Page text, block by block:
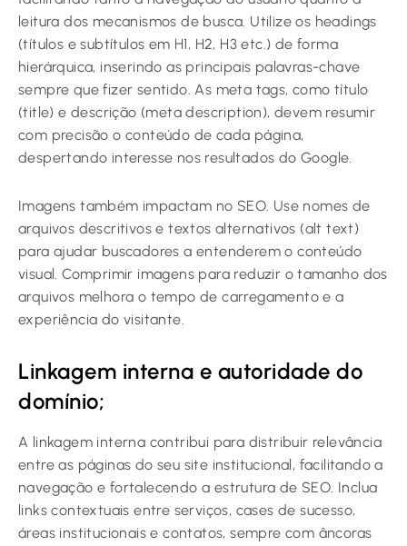
leitura dos mecanismos de busca. Utilize os headings
(títulos e subtítulos em H1, H2, H3 etc.) de forma
hierárquica, inserindo as principais palavras-chave
sempre que fizer sentido. As meta tags, como título
(title) e descrição (meta description), devem resumir
com precisão o conteúdo de cada página,
despertando interesse nos resultados do Google.
Imagens também impactam no SEO. Use nomes de
arquivos descritivos e textos alternativos (alt text)
para ajudar buscadores a entenderem o conteúdo
visual. Comprimir imagens para reduzir o tamanho dos
arquivos melhora o tempo de carregamento e a
experiência do visitante.
Linkagem interna e autoridade do
domínio;
A linkagem interna contribui para distribuir relevância
entre as páginas do seu site institucional, facilitando a
navegação e fortalecendo a estrutura de SEO. Inclua
links contextuais entre serviços, cases de sucesso,
áreas institucionais e contatos, sempre com âncoras